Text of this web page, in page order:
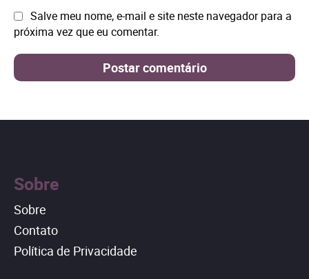
Site: Salve meu nome, e-mail e site neste navegador para a
próxima vez que eu comentar.
Sobre
Sobre
Contato
Política de Privacidade